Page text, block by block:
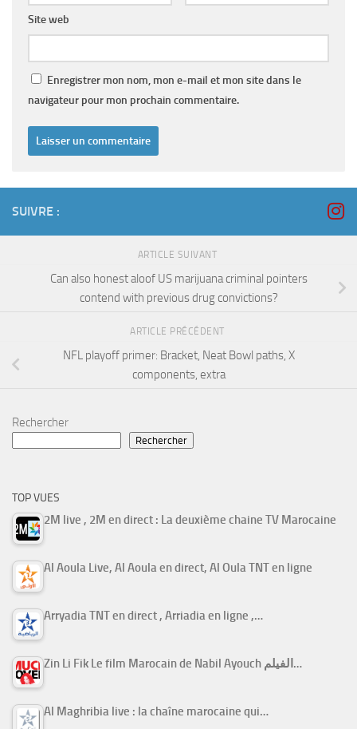
Site web
Enregistrer mon nom, mon e-mail et mon site dans le
navigateur pour mon prochain commentaire.
SUIVRE :
ARTICLE SUIVANT
Can also honest aloof US marijuana criminal pointers
contend with previous drug convictions?
ARTICLE PRÉCÉDENT
NFL playoff primer: Bracket, Neat Bowl paths, X
components, extra
Rechercher
Rechercher
TOP VUES
2M live , 2M en direct : La deuxième chaine TV Marocaine
Al Aoula Live, Al Aoula en direct, Al Oula TNT en ligne
Arryadia TNT en direct , Arriadia en ligne ,…
Zin Li Fik Le film Marocain de Nabil Ayouch الفيلم…
Al Maghribia live : la chaîne marocaine qui…